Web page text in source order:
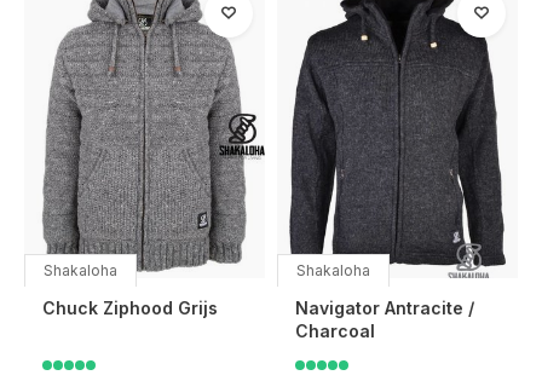
Shakaloha
Chuck Ziphood Grijs
Shakaloha
Navigator Antracite /
Charcoal